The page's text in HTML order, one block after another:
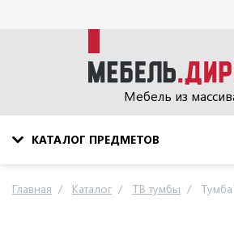
Мебель из
КАТАЛОГ ПРЕДМЕТОВ
Главная Каталог ТВ тумбы